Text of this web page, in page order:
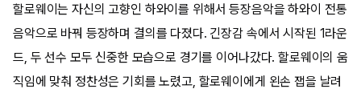
할로웨이는 자신의 고향인 하와이를 위해서 등장음악을 하와이 전통
음악으로 바꿔 등장하며 결의를 다졌다. 긴장감 속에서 시작된 1라운
드, 두 선수 모두 신중한 모습으로 경기를 이어나갔다. 할로웨이의 움
직임에 맞춰 정찬성은 기회를 노렸고, 할로웨이에게 왼손 잽을 날려